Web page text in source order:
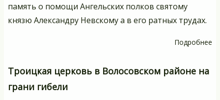
память о помощи Ангельских полков святому
князю Александру Невскому а в его ратных трудах.
Подробнее
Троицкая церковь в Волосовском районе на
грани гибели